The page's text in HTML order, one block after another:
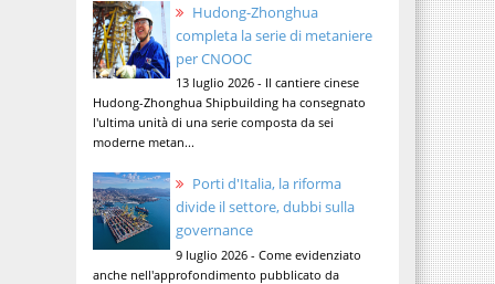
Hudong-Zhonghua
completa la serie di metaniere
per CNOOC
13 luglio 2026 - Il cantiere cinese
Hudong-Zhonghua Shipbuilding ha consegnato
l'ultima unità di una serie composta da sei
moderne metan...
Porti d'Italia, la riforma
divide il settore, dubbi sulla
governance
9 luglio 2026 - Come evidenziato
anche nell'approfondimento pubblicato da